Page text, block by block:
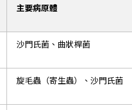
主要病原體
沙門氏菌、曲狀桿菌
旋毛蟲（寄生蟲）、沙門氏菌